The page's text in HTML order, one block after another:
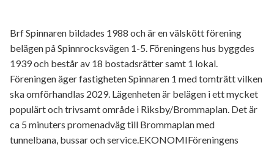
Brf Spinnaren bildades 1988 och är en välskött förening
belägen på Spinnrocksvägen 1-5. Föreningens hus byggdes
1939 och består av 18 bostadsrätter samt 1 lokal.
Föreningen äger fastigheten Spinnaren 1 med tomträtt vilken
ska omförhandlas 2029. Lägenheten är belägen i ett mycket
populärt och trivsamt område i Riksby/Brommaplan. Det är
ca 5 minuters promenadväg till Brommaplan med
tunnelbana, bussar och service.EKONOMIFöreningens